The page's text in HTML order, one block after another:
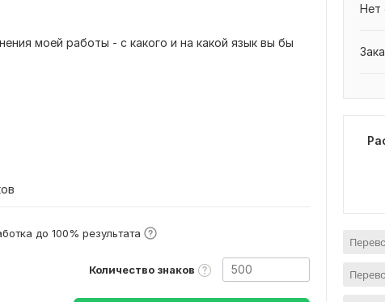
моей работы - с какого и на какой язык вы бы
до 100% результата
Количество знаков
Нет